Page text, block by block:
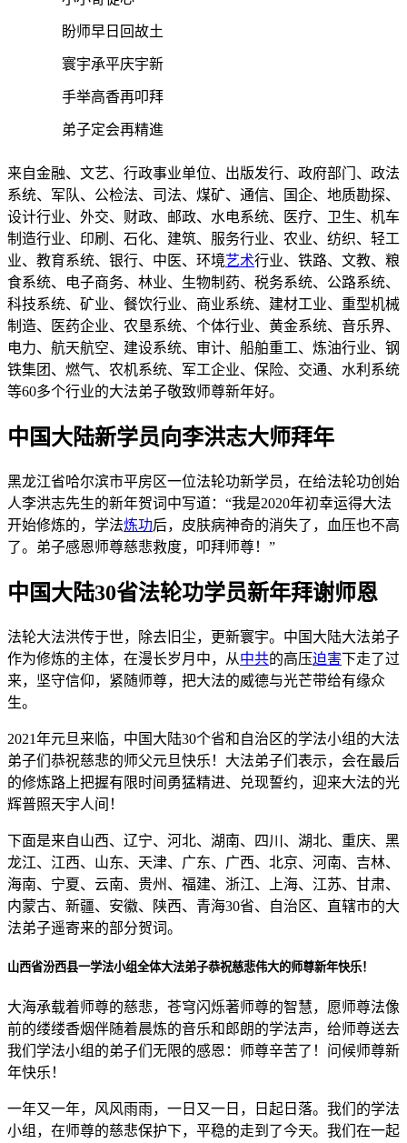
盼师早日回故土
寰宇承平庆宇新
手举高香再叩拜
弟子定会再精進
来自金融、文艺、行政事业单位、出版发行、政府部门、政法
系统、军队、公检法、司法、煤矿、通信、国企、地质勘探、
设计行业、外交、财政、邮政、水电系统、医疗、卫生、机车
制造行业、印刷、石化、建筑、服务行业、农业、纺织、轻工
业、教育系统、银行、中医、环境艺术行业、铁路、文教、粮
食系统、电子商务、林业、生物制药、税务系统、公路系统、
科技系统、矿业、餐饮行业、商业系统、建材工业、重型机械
制造、医药企业、农垦系统、个体行业、黄金系统、音乐界、
电力、航天航空、建设系统、审计、船舶重工、炼油行业、钢
铁集团、燃气、农机系统、军工企业、保险、交通、水利系统
等60多个行业的大法弟子敬致师尊新年好。
中国大陆新学员向李洪志大师拜年
黑龙江省哈尔滨市平房区一位法轮功新学员，在给法轮功创始
人李洪志先生的新年贺词中写道：“我是2020年初幸运得大法
开始修炼的，学法炼功后，皮肤病神奇的消失了，血压也不高
了。弟子感恩师尊慈悲救度，叩拜师尊！”
中国大陆30省法轮功学员新年拜谢师恩
法轮大法洪传于世，除去旧尘，更新寰宇。中国大陆大法弟子
作为修炼的主体，在漫长岁月中，从中共的高压迫害下走了过
来，坚守信仰，紧随师尊，把大法的威德与光芒带给有缘众
生。
2021年元旦来临，中国大陆30个省和自治区的学法小组的大法
弟子们恭祝慈悲的师父元旦快乐！大法弟子们表示，会在最后
的修炼路上把握有限时间勇猛精进、兑现誓约，迎来大法的光
辉普照天宇人间！
下面是来自山西、辽宁、河北、湖南、四川、湖北、重庆、黑
龙江、江西、山东、天津、广东、广西、北京、河南、吉林、
海南、宁夏、云南、贵州、福建、浙江、上海、江苏、甘肃、
内蒙古、新疆、安徽、陕西、青海30省、自治区、直辖市的大
法弟子遥寄来的部分贺词。
山西省汾西县一学法小组全体大法弟子恭祝慈悲伟大的师尊新年快乐！
大海承载着师尊的慈悲，苍穹闪烁著师尊的智慧，愿师尊法像
前的缕缕香烟伴随着晨炼的音乐和郎朗的学法声，给师尊送去
我们学法小组的弟子们无限的感恩：师尊辛苦了！问候师尊新
年快乐！
一年又一年，风风雨雨，一日又一日，日起日落。我们的学法
小组，在师尊的慈悲保护下，平稳的走到了今天。我们在一起